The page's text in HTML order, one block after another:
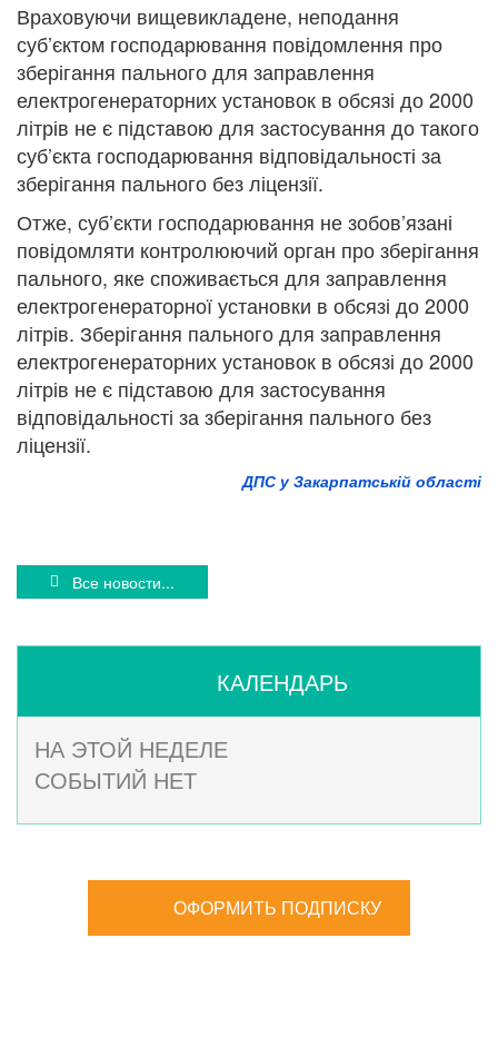
Враховуючи вищевикладене, неподання
суб’єктом господарювання повідомлення про
зберігання пального для заправлення
електрогенераторних установок в обсязі до 2000
літрів не є підставою для застосування до такого
суб’єкта господарювання відповідальності за
зберігання пального без ліцензії.
Отже, суб’єкти господарювання не зобов’язані
повідомляти контролюючий орган про зберігання
пального, яке споживається для заправлення
електрогенераторної установки в обсязі до 2000
літрів. Зберігання пального для заправлення
електрогенераторних установок в обсязі до 2000
літрів не є підставою для застосування
відповідальності за зберігання пального без
ліцензії.
ДПС у Закарпатській області
Все новости...
КАЛЕНДАРЬ
НА ЭТОЙ НЕДЕЛЕ
СОБЫТИЙ НЕТ
ОФОРМИТЬ ПОДПИСКУ